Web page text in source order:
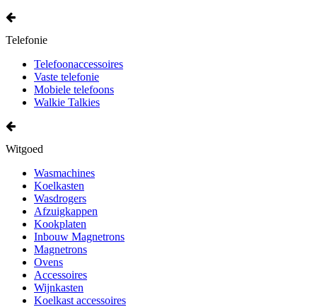
Telefonie
Telefoonaccessoires
Vaste telefonie
Mobiele telefoons
Walkie Talkies
Witgoed
Wasmachines
Koelkasten
Wasdrogers
Afzuigkappen
Kookplaten
Inbouw Magnetrons
Magnetrons
Ovens
Accessoires
Wijnkasten
Koelkast accessoires